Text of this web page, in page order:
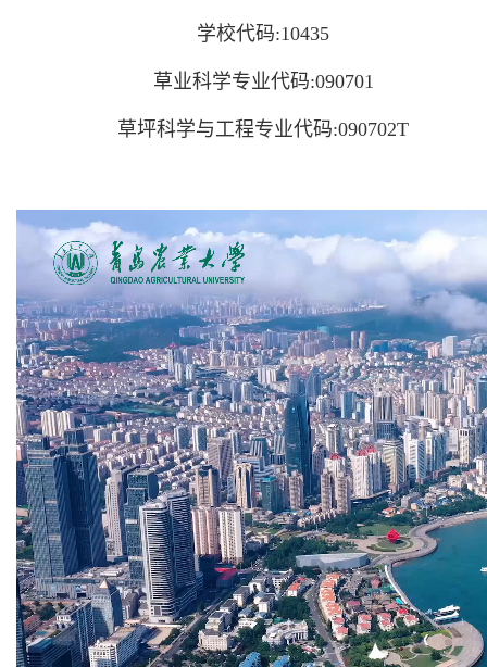
学校代码:10435
草业科学专业代码:090701
草坪科学与工程专业代码:090702T